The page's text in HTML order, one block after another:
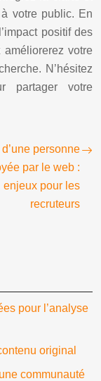
votre public. En
positif des
améliorerez votre
N’hésitez
partager votre
d’une personne
par le web :
enjeux pour les
recruteurs
pour l’analyse
original
communauté